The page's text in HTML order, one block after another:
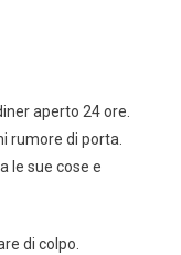
aperto 24 ore.
rumore di porta.
le sue cose e
di colpo.